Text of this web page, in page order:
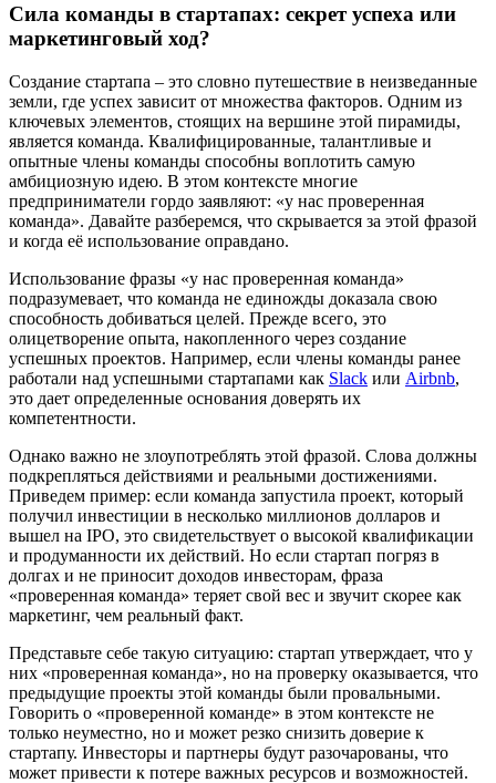
Сила команды в стартапах: секрет успеха или
маркетинговый ход?
Создание стартапа – это словно путешествие в неизведанные
земли, где успех зависит от множества факторов. Одним из
ключевых элементов, стоящих на вершине этой пирамиды,
является команда. Квалифицированные, талантливые и
опытные члены команды способны воплотить самую
амбициозную идею. В этом контексте многие
предприниматели гордо заявляют: «у нас проверенная
команда». Давайте разберемся, что скрывается за этой фразой
и когда её использование оправдано.
Использование фразы «у нас проверенная команда»
подразумевает, что команда не единожды доказала свою
способность добиваться целей. Прежде всего, это
олицетворение опыта, накопленного через создание
успешных проектов. Например, если члены команды ранее
работали над успешными стартапами как Slack или Airbnb,
это дает определенные основания доверять их
компетентности.
Однако важно не злоупотреблять этой фразой. Слова должны
подкрепляться действиями и реальными достижениями.
Приведем пример: если команда запустила проект, который
получил инвестиции в несколько миллионов долларов и
вышел на IPO, это свидетельствует о высокой квалификации
и продуманности их действий. Но если стартап погряз в
долгах и не приносит доходов инвесторам, фраза
«проверенная команда» теряет свой вес и звучит скорее как
маркетинг, чем реальный факт.
Представьте себе такую ситуацию: стартап утверждает, что у
них «проверенная команда», но на проверку оказывается, что
предыдущие проекты этой команды были провальными.
Говорить о «проверенной команде» в этом контексте не
только неуместно, но и может резко снизить доверие к
стартапу. Инвесторы и партнеры будут разочарованы, что
может привести к потере важных ресурсов и возможностей.